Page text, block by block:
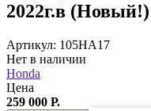
2022г.в
Артикул: 105HA17
Нет в наличии
Honda
Цена
259 000 Р.